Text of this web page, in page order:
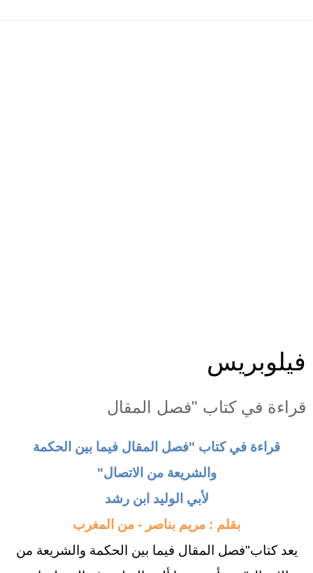
فيلوبريس
قراءة في كتاب "فصل المقال
قراءة في كتاب "فصل المقال فيما بين الحكمة
والشريعة من الاتصال"
لأبي الوليد ابن رشد
بقلم : مريم بناصر - من المغرب
يعد كتاب"فصل المقال فيما بين الحكمة والشريعة من